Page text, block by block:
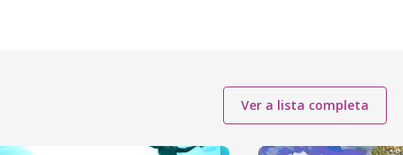
Ver a lista completa